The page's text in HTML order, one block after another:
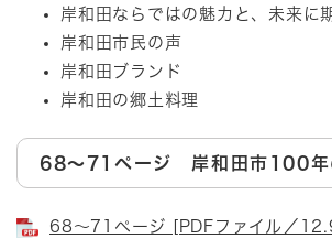
岸和田ならではの魅力と、未来に
岸和田市民の声
岸和田ブランド
岸和田の郷土料理
68～71ページ 岸和田市100年
68～71ページ [PDFファイル／